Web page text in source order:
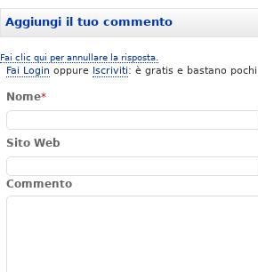
Aggiungi il tuo commento
Fai clic qui per annullare la risposta.
Fai Login oppure Iscriviti: è gratis e bastano
Nome*
Sito Web
Commento